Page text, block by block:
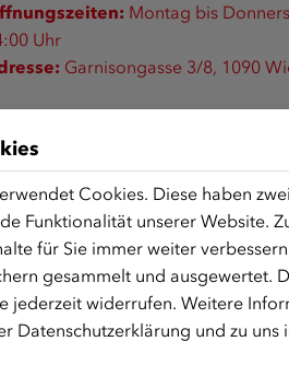
Montag bis
Uhr
Garnisongasse 3/8, 1090
des ÖIF
wollen regelmäßig über neue
Sie sich für denNewsletter
Cookies. Diese haben
Funktionalität unserer Website.
für Sie immer weiter
gesammelt und ausgewertet.
jederzeit widerrufen. Weitere
Datenschutzerklärung und zu uns